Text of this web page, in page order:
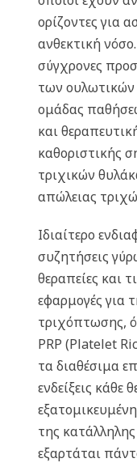
ορίζοντες για
ανθεκτική
σύγχρονες
των ουλωτικών
ομάδας
και
καθοριστικής
τριχικών
απώλειας
Ιδιαίτερο
συζητήσεις
θεραπείες και
εφαρμογές για
τριχόπτωσης,
PRP (Platelet
τα διαθέσιμα
ενδείξεις κάθε
της
εξαρτάται